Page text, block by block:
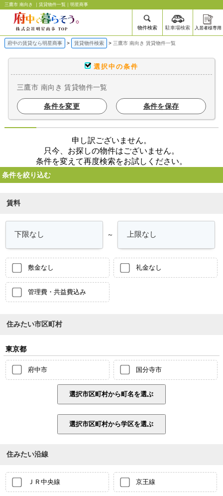
三鷹市 南向き ｜賃貸物件一覧｜明星商事
物件検索 駐車場検索 入居者様専用
府中の賃貸なら明星商事 賃貸物件検索 三鷹市 南向き 賃貸物件一覧
選択中の条件
三鷹市 南向き 賃貸物件一覧
条件を変更 条件を保存
申し訳ございません。
只今、お探しの物件はございません。
条件を変えて再度検索をお試しください。
条件を絞り込む
賃料
～
敷金なし 礼金なし
管理費・共益費込み
住みたい市区町村
東京都
府中市 国分寺市
住みたい沿線
ＪＲ中央線 京王線